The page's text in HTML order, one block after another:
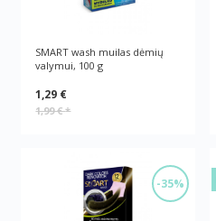
SMART wash muilas dėmių
valymui, 100 g
1,29 €
1,99 €*
-35%